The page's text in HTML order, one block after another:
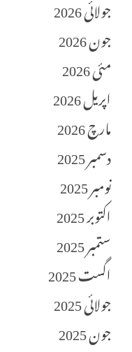
جولائی 2026
جون 2026
مئی 2026
اپریل 2026
مارچ 2026
دسمبر 2025
نومبر 2025
اکتوبر 2025
ستمبر 2025
اگست 2025
جولائی 2025
جون 2025